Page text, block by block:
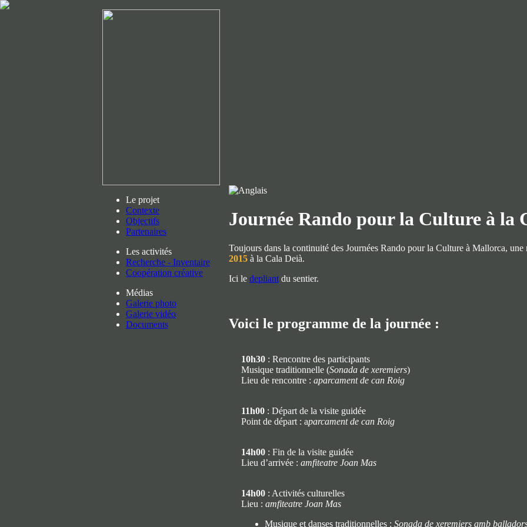
Le projet
Contexte
Objectifs
Partenaires
Les activités
Recherche - Inventaire
Coopération créative
Médias
Galerie photo
Galerie vidéo
Documents
Journée Rando pour la Culture à la
Toujours dans la continuité des Journées Rando pour la Culture à Mallorca,
2015 à la Cala Deià.
Ici le depliant du sentier.
Voici le programme de la journée :
10h30 : Rencontre des participants
Musique traditionnelle (Sonada de xeremiers)
Lieu de rencontre : aparcament de can Roig
11h00 : Départ de la visite guidée
Point de départ : aparcament de can Roig
14h00 : Fin de la visite guidée
Lieu d’arrivée : amfiteatre Joan Mas
14h00 : Activités culturelles
Lieu : amfiteatre Joan Mas
Musique et danses traditionnelles : Sonada de xeremiers amb